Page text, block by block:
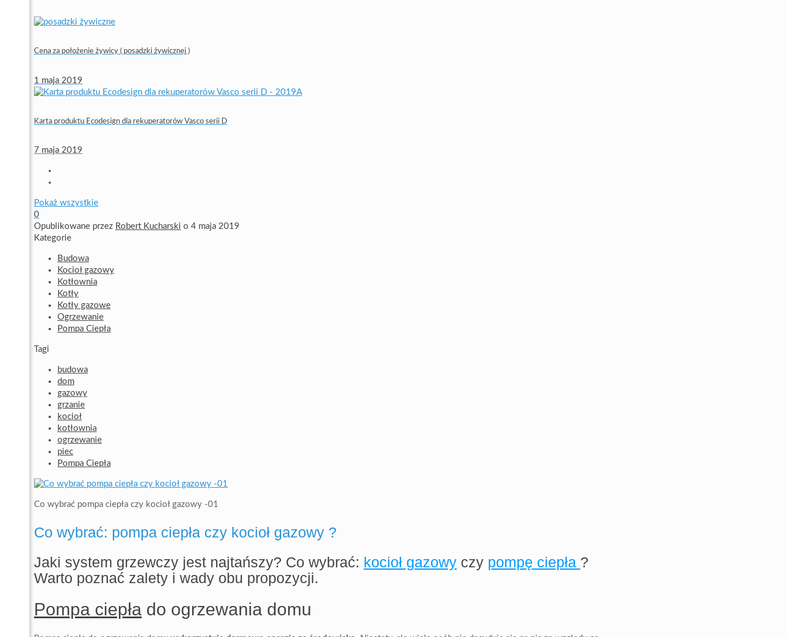
Cena za położenie żywicy ( posadzki żywicznej )
1 maja 2019
Karta produktu Ecodesign dla rekuperatorów Vasco serii D
7 maja 2019
Pokaż wszystkie
0
Opublikowane przez Robert Kucharski o 4 maja 2019
Kategorie
Budowa
Kocioł gazowy
Kotłownia
Kotły
Kotły gazowe
Ogrzewanie
Pompa Ciepła
Tagi
budowa
dom
gazowy
grzanie
kocioł
kotłownia
ogrzewanie
piec
Pompa Ciepła
Co wybrać pompa ciepła czy kocioł gazowy -01
Co wybrać: pompa ciepła czy kocioł gazowy ?
Jaki system grzewczy jest najtańszy? Co wybrać: kocioł gazowy czy pompę ciepła ?
Warto poznać zalety i wady obu propozycji.
Pompa ciepła do ogrzewania domu